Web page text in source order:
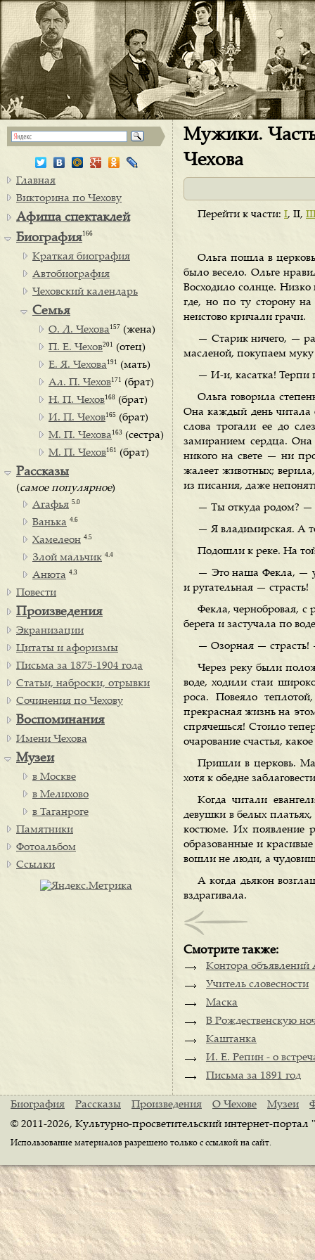
Мужики. Часть
Чехова
Перейти к части: I, II,
Ольга пошла в
было весело. Ольге
Восходило солнце.
где, но по ту сторону на
неистово кричали грачи.
— Старик ничего, —
масленой, покупаем муку
— И-и, касатка! Терпи
Ольга говорила
Она каждый день читала
слова трогали ее до
замиранием сердца. Она
никого на свете — ни
жалеет животных;
из писания, даже
— Ты откуда родом? —
— Я владимирская. А
Подошли к реке. На
— Это наша Фекла, —
и ругательная — страсть!
Фекла, чернобровая, с
берега и застучала по
— Озорная — страсть!
Через реку были
воде, ходили стаи
роса. Повеяло
прекрасная жизнь на
спрячешься! Стоило
очарование счастья,
Пришли в церковь.
хотя к обедне
Когда читали
девушки в белых
костюме. Их появление
образованные и
вошли не люди, а
А когда дьякон
вздрагивала.
Смотрите также:
Контора
Учитель словесности
Маска
В Рождественскую
Каштанка
И. Е. Репин - о
Письма за 1891 год
Главная
Викторина по Чехову
Афиша спектаклей
Биография166
Краткая биография
Автобиография
Чеховский календарь
Семья
О. Л. Чехова 157 (жена)
П. Е. Чехов201 (отец)
Е. Я. Чехова 191 (мать)
Ал. П. Чехов171 (брат)
Н. П. Чехов168 (брат)
И. П. Чехов165 (брат)
М. П. Чехова 163 (сестра)
М. П. Чехов161 (брат)
Рассказы
(самое популярное)
Агафья 5.0
Ванька 4.6
Хамелеон 4.5
Злой мальчик 4.4
Анюта 4.3
Повести
Произведения
Экранизации
Цитаты и афоризмы
Письма за 1875-1904 года
Статьи, наброски, отрывки
Сочинения по Чехову
Воспоминания
Имени Чехова
Музеи
в Москве
в Мелихово
в Таганроге
Памятники
Фотоальбом
Ссылки
Биография Рассказы Произведения О Чехове Музеи
© 2011-2026, Культурно-просветительский интернет-
Использование материалов разрешено только с ссылкой на сайт.